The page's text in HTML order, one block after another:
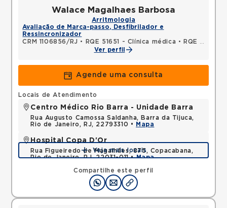
Walace Magalhaes Barbosa
Arritmologia
Avaliação de Marca-passo, Desfibrilador e
Ressincronizador
CRM 1106856/RJ • RQE 51651 - Clínica médica •
RQE 53140 - Cardiologia
Ver perfil
Agende uma consulta
Compartilhe este perfil
Locais de Atendimento
Centro Médico Rio Barra - Unidade Barra
Rua Augusto Camossa Saldanha, Barra da Tijuca,
Rio de Janeiro, RJ, 22793310 •
Mapa
Hospital Copa D'Or
Rua Figueiredo de Magalhães, 875, Copacabana,
Rio de Janeiro, RJ, 22031-011 •Mapa
Veja mais locais